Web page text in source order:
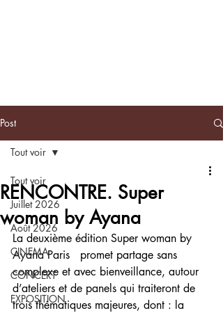
Post
Tout voir
Juillet 2026
Août 2026
CINEMA
CONCERT
EXPOSITION
Tout voir
RENCONTRE. Super
woman by Ayana
La deuxième édition Super woman by
Ayana Paris   promet partage sans
complexe et avec bienveillance, autour
d’ateliers et de panels qui traiteront de
trois thématiques majeures, dont : la